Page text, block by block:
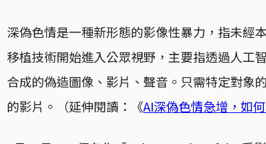
深偽色情是一種新形態的影像性暴力，指未經
移植技術開始進入公眾視野，主要指透過人工
合成的偽造圖像、影片、聲音。只需特定對象
的影片。（延伸閱讀：《AI深偽色情急增，如